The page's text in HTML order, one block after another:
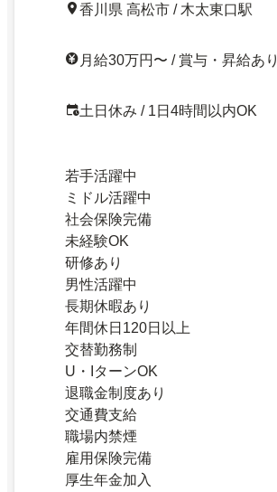
香川県 高松市 / 木太東口駅
月給30万円〜 / 賞与・昇給あり
土日休み / 1日4時間以内OK
若手活躍中
ミドル活躍中
社会保険完備
未経験OK
研修あり
男性活躍中
長期休暇あり
年間休日120日以上
交替勤務制
U・IターンOK
退職金制度あり
交通費支給
職場内禁煙
雇用保険完備
厚生年金加入